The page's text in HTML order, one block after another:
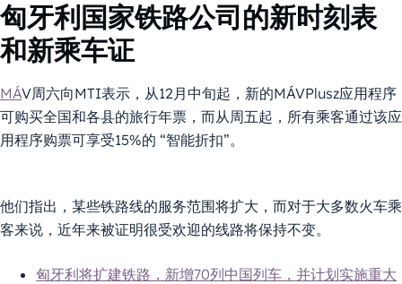
匈牙利国家铁路公司的新时刻表
和新乘车证
MÁV周六向MTI表示，从12月中旬起，新的MÁVPlusz应用程序
可购买全国和各县的旅行年票，而从周五起，所有乘客通过该应
用程序购票可享受15%的 “智能折扣”。
他们指出，某些铁路线的服务范围将扩大，而对于大多数火车乘
客来说，近年来被证明很受欢迎的线路将保持不变。
匈牙利将扩建铁路，新增70列中国列车，并计划实施重大